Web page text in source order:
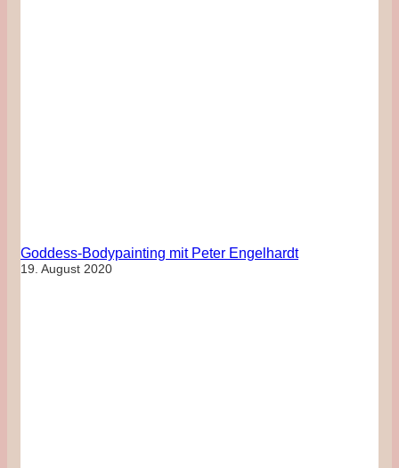
Goddess-Bodypainting mit Peter Engelhardt
19. August 2020